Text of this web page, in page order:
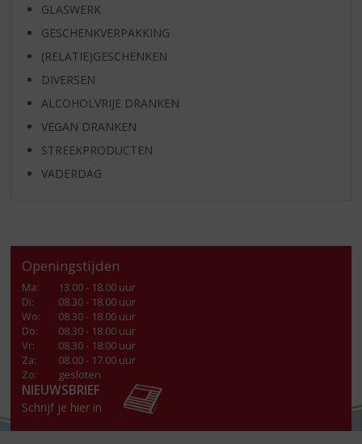
GLASWERK
GESCHENKVERPAKKING
(RELATIE)GESCHENKEN
DIVERSEN
ALCOHOLVRIJE DRANKEN
VEGAN DRANKEN
STREEKPRODUCTEN
VADERDAG
Openingstijden
Ma:
13.00 - 18.00 uur
Di:
08.30 - 18.00 uur
Wo:
08.30 - 18.00 uur
Do:
08.30 - 18.00 uur
Vr:
08.30 - 18:00 uur
Za:
08.00 - 17.00 uur
Zo:
gesloten
NIEUWSBRIEF
Schrijf je hier in